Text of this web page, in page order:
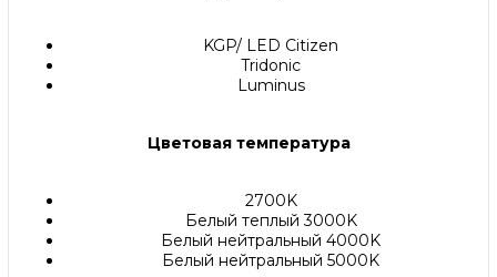
KGP/ LED Citizen
Tridonic
Luminus
Цветовая температура
2700K
Белый теплый 3000K
Белый нейтральный 4000K
Белый нейтральный 5000K